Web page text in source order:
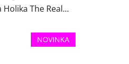
The Real...
NOVINKA